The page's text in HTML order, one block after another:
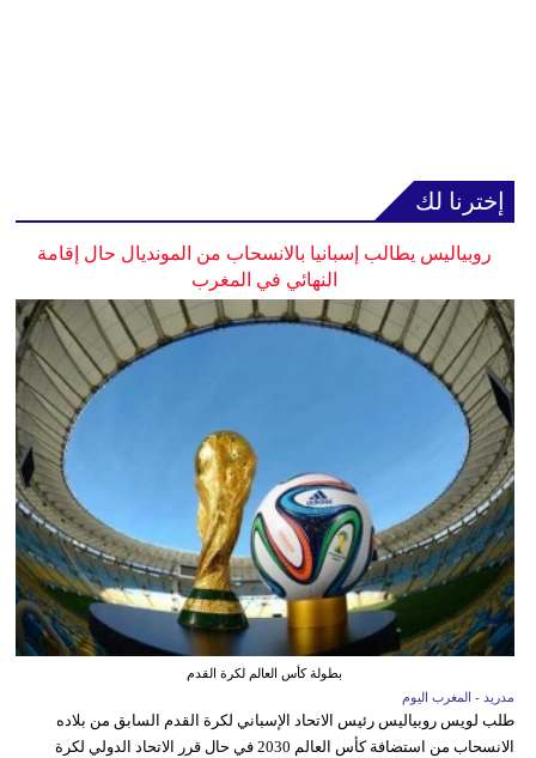
إخترنا لك
روبياليس يطالب إسبانيا بالانسحاب من المونديال حال إقامة
النهائي في المغرب
بطولة كأس العالم لكرة القدم
مدريد - المغرب اليوم
طلب لويس روبياليس رئيس الاتحاد الإسباني لكرة القدم السابق من بلاده
الانسحاب من استضافة كأس العالم 2030 في حال قرر الاتحاد الدولي لكرة